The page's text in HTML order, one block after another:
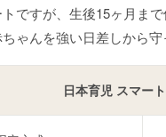
ですが、生後15ヶ月ま
ゃんを強い日差しから
日本育児 スマー